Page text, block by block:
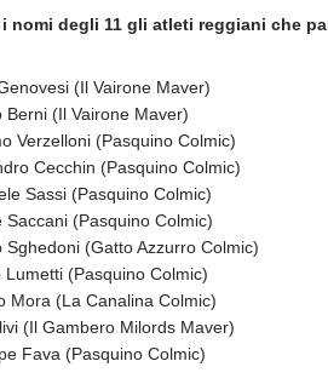
nomi degli 11 gli atleti reggiani che
(Il Vairone Maver)
Berni (Il Vairone Maver)
Verzelloni (Pasquino Colmic)
Cecchin (Pasquino Colmic)
Sassi (Pasquino Colmic)
Saccani (Pasquino Colmic)
Sghedoni (Gatto Azzurro Colmic)
Lumetti (Pasquino Colmic)
Mora (La Canalina Colmic)
(Il Gambero Milords Maver)
Fava (Pasquino Colmic)